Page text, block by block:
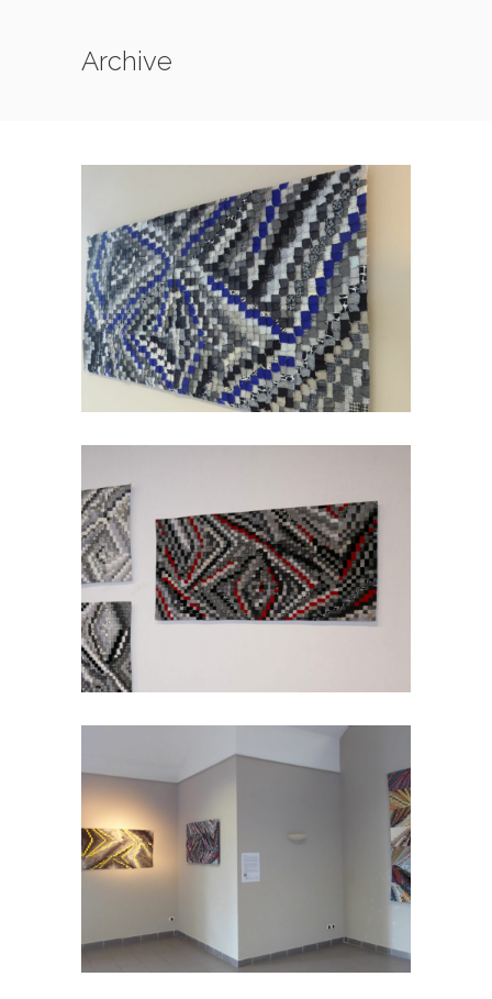
Archive
505_SEMAGRAMMES :
SEMAGRAMME 216
505_SEMAGRAMMES/SERIES-
ANTERIEURES
SEMAGRAMME 217
505_SEMAGRAMMES /SERIES-
ANTERIEURES
SEMAGRAMME 218
505_SEMAGRAMMES
ANTERIEURES